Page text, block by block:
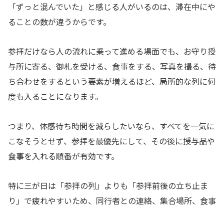
「ずっと混んでいた」と感じる人がいるのは、滞在中にや
ることの数が違うからです。
参拝だけなら人の流れに乗って進める場面でも、お守り授
与所に寄る、御札を受ける、食事をする、写真を撮る、待
ち合わせをするという要素が増えるほど、局所的な列に何
度も入ることになります。
つまり、体感待ち時間を減らしたいなら、すべてを一気に
こなそうとせず、参拝を最優先にして、その後に授与品や
食事を入れる順番が有効です。
特に三が日は「参拝の列」よりも「参拝前後の立ち止ま
り」で疲れやすいため、同行者との連絡、集合場所、食事